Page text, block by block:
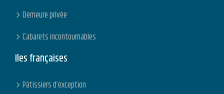
Demeure privée
Cabarets incontournables
Iles françaises
Pâtissiers d’exception